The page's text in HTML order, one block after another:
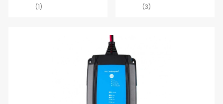
(1) (3)